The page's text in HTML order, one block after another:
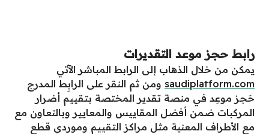
رابط حجز موعد التقديرات
يمكن من خلال الذهاب إلى الرابط المباشر الآتي
saudiplatform.com ومن ثم النقر على الرابِط المدرج
حَجز موعِد في منصة تقدير المختصة بتقييم أضرار
المركبات ضمن أفضل المقاييس والمعايير وبالتعاون مع
مع الأطراف المعنية مثل مراكز التقييم وموردي قطع